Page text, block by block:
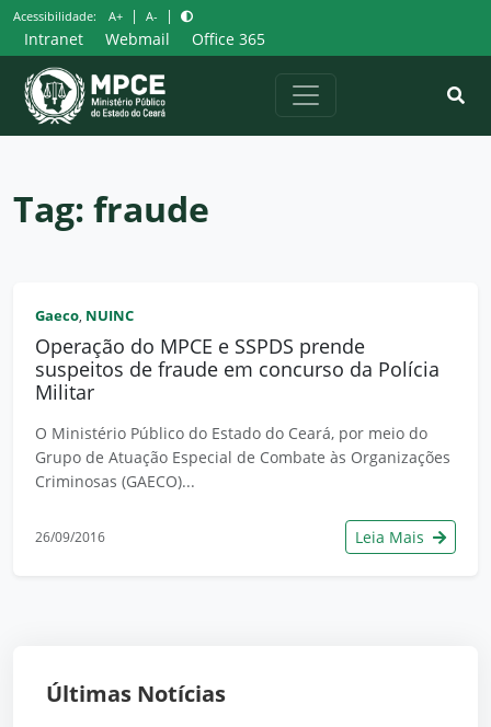
Pular
para
o
conteúdo
Acessibilidade: A+ | A- |
Intranet Webmail Office 365
Tag: fraude
Gaeco, NUINC
Operação do MPCE e SSPDS prende
suspeitos de fraude em concurso da Polícia
Militar
O Ministério Público do Estado do Ceará, por meio do
Grupo de Atuação Especial de Combate às Organizações
Criminosas (GAECO)...
26/09/2016 Leia Mais
Últimas Notícias